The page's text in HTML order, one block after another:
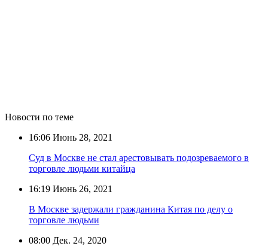
Новости по теме
16:06 Июнь 28, 2021
Суд в Москве не стал арестовывать подозреваемого в
торговле людьми китайца
16:19 Июнь 26, 2021
В Москве задержали гражданина Китая по делу о
торговле людьми
08:00 Дек. 24, 2020